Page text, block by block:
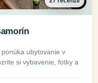
ubytovanie v
si vybavenie, fotky a